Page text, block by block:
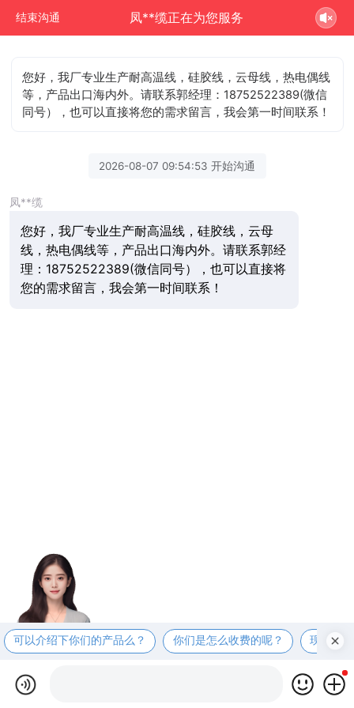
结束沟通 凤**缆正在为您服务
您好，我厂专业生产耐高温线，硅胶线，云母线，热电偶线
等，产品出口海内外。请联系郭经理：18752522389(微信
同号），也可以直接将您的需求留言，我会第一时间联系！
2026-08-07 09:54:53 开始沟通
凤**缆
您好，我厂专业生产耐高温线，硅胶线，云母
线，热电偶线等，产品出口海内外。请联系郭经
理：18752522389(微信同号），也可以直接将
您的需求留言，我会第一时间联系！
可以介绍下你们的产品么？ 你们是怎么收费的呢？ 现在有